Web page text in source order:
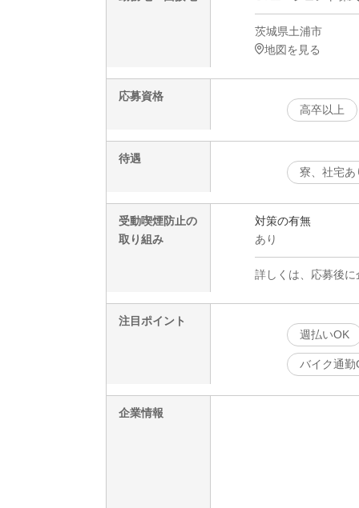
茨城県土浦市
地図を見る
応募資格
高卒以上
待遇
寮、社宅あ
受動喫煙防止の
取り組み
対策の有無
あり
詳しくは、応募後
注目ポイント
週払いOK
バイク通勤
企業情報